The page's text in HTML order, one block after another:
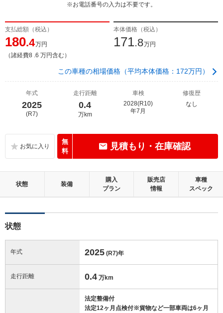
※お電話番号の入力は不要です。
支払総額（税込）
180.4万円
（諸経費8 .6 万円含む）
本体価格（税込）
171.8万円
この車種の相場価格（平均本体価格：172万円）
年式
2025
(R7)
走行距離
0.4
万km
車検
2028(R10)
年7月
修復歴
なし
無
料
見積もり・在庫確認
状態 装備
購入
プラン
販売店
情報
車種
スペック
状態
年式 2025 (R7)年
走行距離 0.4 万km
法定整備付
法定12ヶ月点検付※貨物など一部車両は6ヶ月